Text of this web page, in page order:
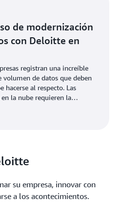
de modernización
con Deloitte en
registran una increíble
volumen de datos que deben
hacerse al respecto. Las
la nube requieren la
personalizadas. Obtenga
su empresa, innovar con
a los acontecimientos.